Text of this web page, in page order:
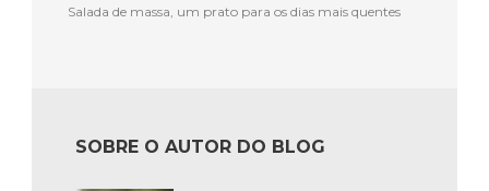
Salada de massa, um prato para os dias mais quentes
SOBRE O AUTOR DO BLOG